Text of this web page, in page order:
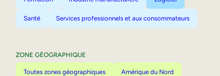
Santé Services professionnels et aux consommateurs
ZONE GÉOGRAPHIQUE
Toutes zones géographiques Amérique du Nord